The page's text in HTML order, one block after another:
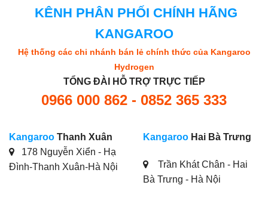
KÊNH PHÂN PHỐI CHÍNH HÃNG
KANGAROO
Hệ thống các chi nhánh bán lẻ chính thức của Kangaroo
Hydrogen
TỔNG ĐÀI HỖ TRỢ TRỰC TIẾP
0966 000 862 - 0852 365 333
Kangaroo Thanh Xuân
178 Nguyễn Xiển - Hạ
Đình-Thanh Xuân-Hà Nội
Kangaroo Hai Bà Trưng
Trần Khát Chân - Hai
Bà Trưng - Hà Nội